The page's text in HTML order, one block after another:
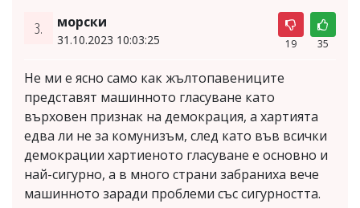
3. морски
31.10.2023 10:03:25 19 35
Не ми е ясно само как жълтопавениците
представят машинното гласуване като
върховен признак на демокрация, а хартията
едва ли не за комунизъм, след като във всички
демокрации хартиеното гласуване е основно и
най-сигурно, а в много страни забраниха вече
машинното заради проблеми със сигурността.